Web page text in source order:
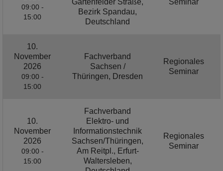
09:00 -
15:00
Gartenfelder Straße,
Bezirk Spandau,
Deutschland
Seminar
10.
November
2026
09:00 -
15:00
Fachverband
Sachsen /
Thüringen, Dresden
Regionales
Seminar
10.
November
2026
09:00 -
15:00
Fachverband
Elektro- und
Informationstechnik
Sachsen/Thüringen,
Am Reitpl., Erfurt-
Waltersleben,
Regionales
Seminar